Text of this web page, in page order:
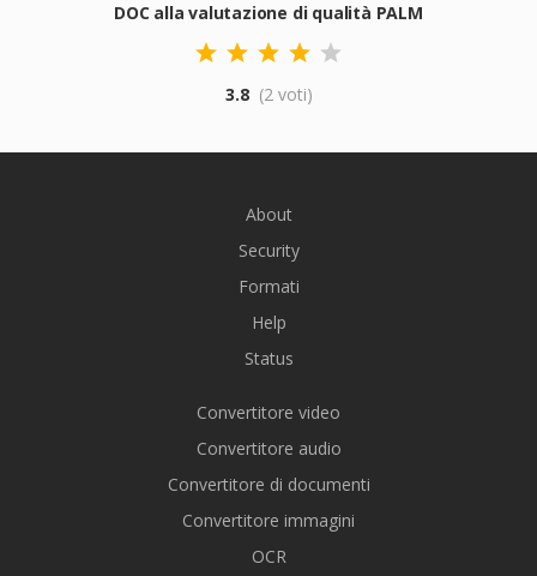
DOC alla valutazione di qualità PALM
3.8 (2 voti)
About
Security
Formati
Help
Status
Convertitore video
Convertitore audio
Convertitore di documenti
Convertitore immagini
OCR